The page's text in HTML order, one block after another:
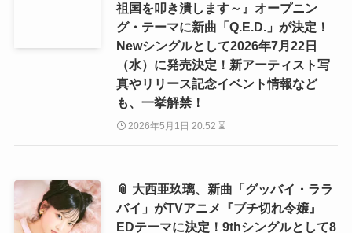
祖国を叩き潰します～』オープニン
グ・テーマに新曲「Q.E.D.」が決定！
Newシングルとして2026年7月22日
（水）に発売決定！新アーティスト写
真やリリース記念イベント情報など
も、一挙解禁！
2026年5月1日 20:52 ⌛
📎 大西亜玖璃、新曲「グッバイ・ララ
バイ」がTVアニメ『ブチ切れ令嬢』
EDテーマに決定！9thシングルとして8